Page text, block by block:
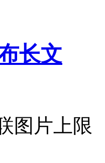
长文
图片上限